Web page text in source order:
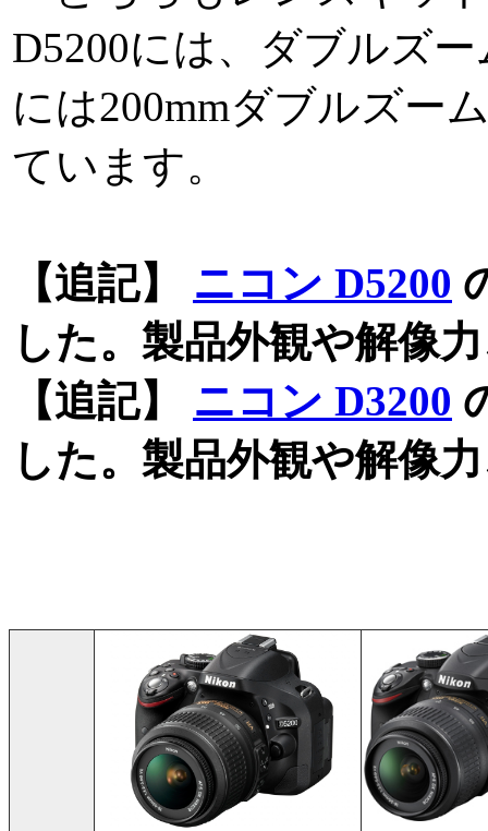
D5200には、ダブルズ
には200mmダブルズー
ています。
【追記】 ニコン D5200
した。製品外観や解像
【追記】 ニコン D3200
した。製品外観や解像